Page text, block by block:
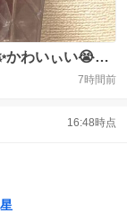
かわいぃい😭け
助けて… ちなみ
7時間前
16:48時点